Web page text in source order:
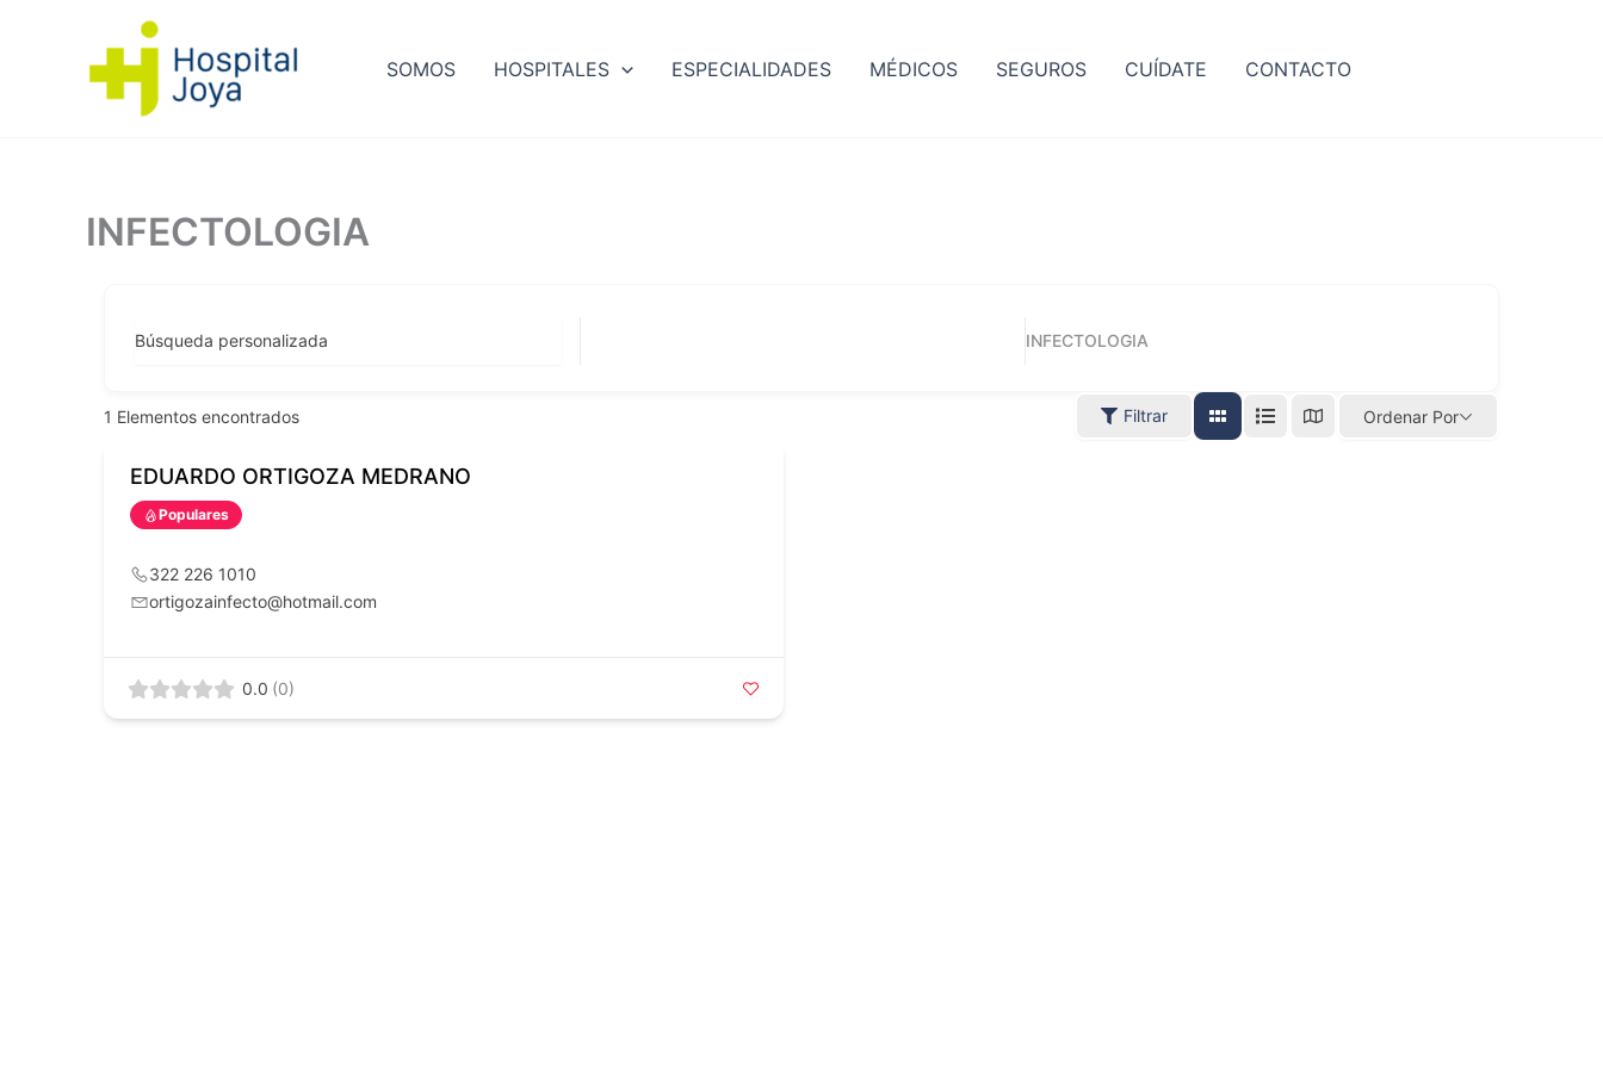
SOMOS HOSPITALES ESPECIALIDADES MÉDICOS SEGUROS CUÍDATE CONTACTO
INFECTOLOGIA
Búsqueda personalizada INFECTOLOGIA
1 Elementos encontrados Filtrar Ordenar Por
EDUARDO ORTIGOZA MEDRANO
Populares
322 226 1010
ortigozainfecto@hotmail.com
0.0 (0)